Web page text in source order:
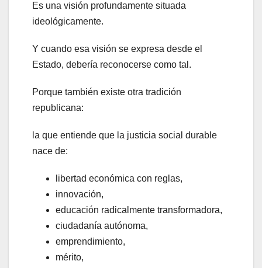
Es una visión profundamente situada
ideológicamente.
Y cuando esa visión se expresa desde el
Estado, debería reconocerse como tal.
Porque también existe otra tradición
republicana:
la que entiende que la justicia social durable
nace de:
libertad económica con reglas,
innovación,
educación radicalmente transformadora,
ciudadanía autónoma,
emprendimiento,
mérito,